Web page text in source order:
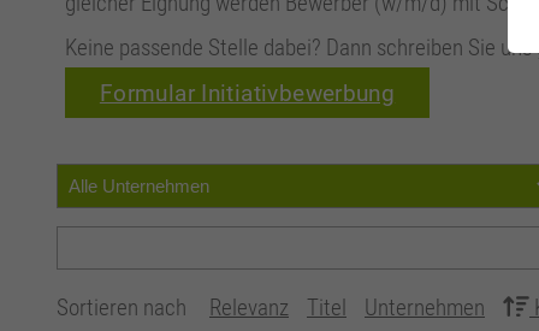
Keine passende Stelle dabei? Dann schreiben Sie
Formular Initiativbewerbung
Sortieren nach Relevanz Titel Unternehmen